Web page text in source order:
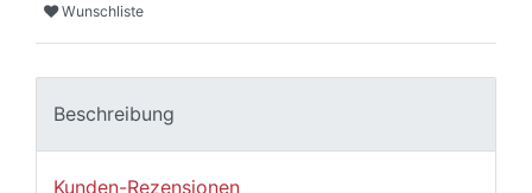
Wunschliste
Beschreibung
Kunden-Rezensionen